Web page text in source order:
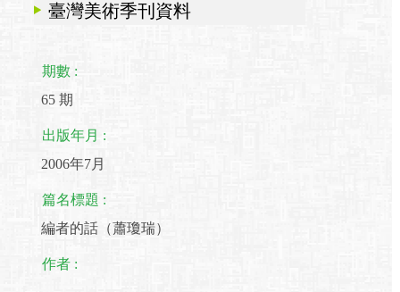
臺灣美術季刊資料
期數 :
65 期
出版年月 :
2006年7月
篇名標題 :
編者的話（蕭瓊瑞）
作者 :